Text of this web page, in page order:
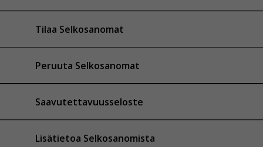
Tilaa Selkosanomat
Peruuta Selkosanomat
Saavutettavuusseloste
Lisätietoa Selkosanomista